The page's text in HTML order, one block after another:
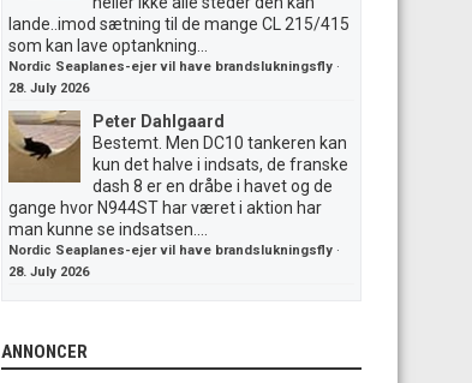
lande..imod sætning til de mange CL 215/415
som kan lave optankning...
Nordic Seaplanes-ejer vil have brandslukningsfly ·
28. July 2026
Peter Dahlgaard
Bestemt. Men DC10 tankeren kan
kun det halve i indsats, de franske
dash 8 er en dråbe i havet og de
gange hvor N944ST har været i aktion har
man kunne se indsatsen....
Nordic Seaplanes-ejer vil have brandslukningsfly ·
28. July 2026
ANNONCER